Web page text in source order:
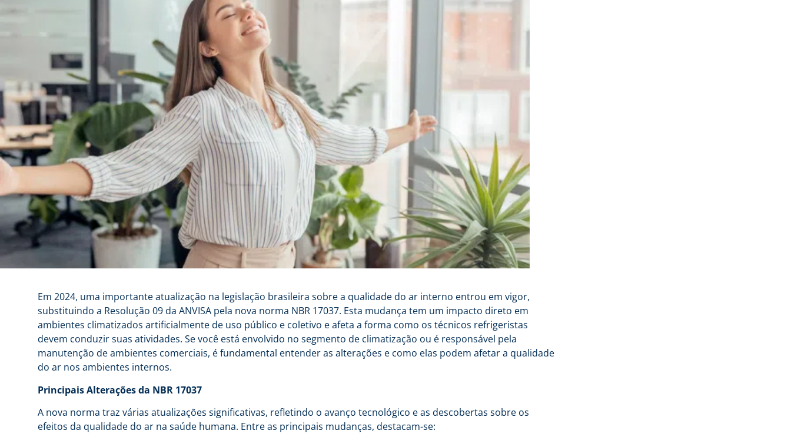
Em 2024, uma importante atualização na legislação brasileira sobre a qualidade do ar interno entrou em vigor,
substituindo a Resolução 09 da ANVISA pela nova norma NBR 17037. Esta mudança tem um impacto direto em
ambientes climatizados artificialmente de uso público e coletivo e afeta a forma como os técnicos refrigeristas
devem conduzir suas atividades. Se você está envolvido no segmento de climatização ou é responsável pela
manutenção de ambientes comerciais, é fundamental entender as alterações e como elas podem afetar a qualidade
do ar nos ambientes internos.
Principais Alterações da NBR 17037
A nova norma traz várias atualizações significativas, refletindo o avanço tecnológico e as descobertas sobre os
efeitos da qualidade do ar na saúde humana. Entre as principais mudanças, destacam-se: